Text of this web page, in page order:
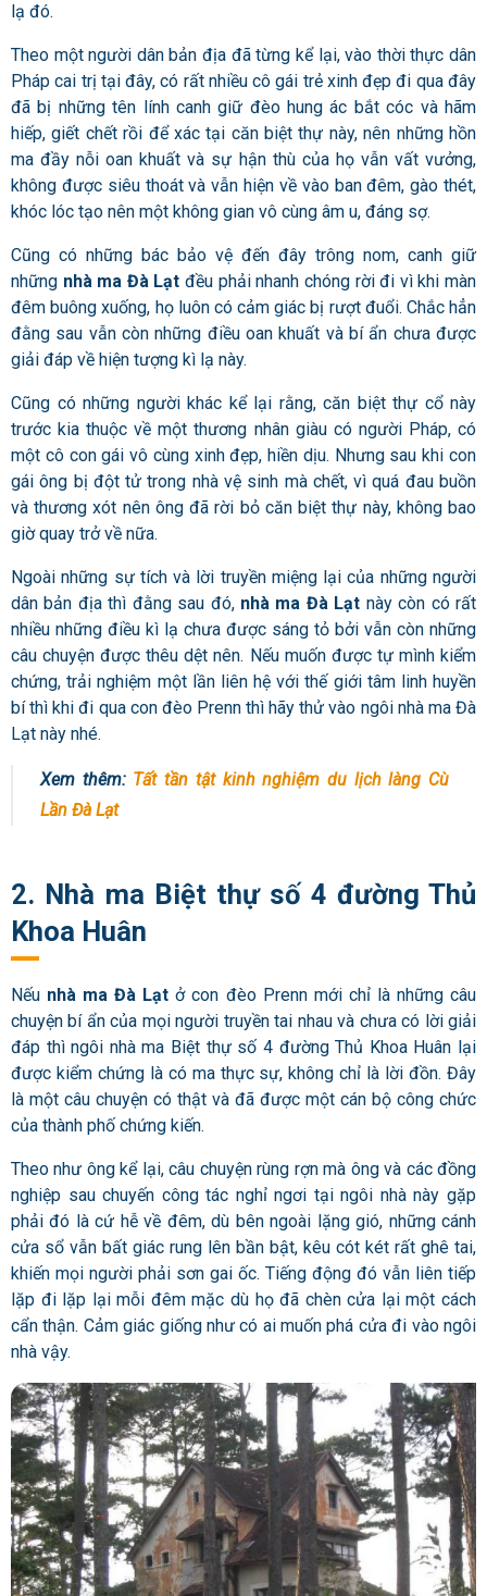
lạ đó.
Theo một người dân bản địa đã từng kể lại, vào thời thực dân
Pháp cai trị tại đây, có rất nhiều cô gái trẻ xinh đẹp đi qua đây
đã bị những tên lính canh giữ đèo hung ác bắt cóc và hãm
hiếp, giết chết rồi để xác tại căn biệt thự này, nên những hồn
ma đầy nỗi oan khuất và sự hận thù của họ vẫn vất vưởng,
không được siêu thoát và vẫn hiện về vào ban đêm, gào thét,
khóc lóc tạo nên một không gian vô cùng âm u, đáng sợ.
Cũng có những bác bảo vệ đến đây trông nom, canh giữ
những nhà ma Đà Lạt đều phải nhanh chóng rời đi vì khi màn
đêm buông xuống, họ luôn có cảm giác bị rượt đuổi. Chắc hẳn
đằng sau vẫn còn những điều oan khuất và bí ẩn chưa được
giải đáp về hiện tượng kì lạ này.
Cũng có những người khác kể lại rằng, căn biệt thự cổ này
trước kia thuộc về một thương nhân giàu có người Pháp, có
một cô con gái vô cùng xinh đẹp, hiền dịu. Nhưng sau khi con
gái ông bị đột tử trong nhà vệ sinh mà chết, vì quá đau buồn
và thương xót nên ông đã rời bỏ căn biệt thự này, không bao
giờ quay trở về nữa.
Ngoài những sự tích và lời truyền miệng lại của những người
dân bản địa thì đằng sau đó, nhà ma Đà Lạt này còn có rất
nhiều những điều kì lạ chưa được sáng tỏ bởi vẫn còn những
câu chuyện được thêu dệt nên. Nếu muốn được tự mình kiểm
chứng, trải nghiệm một lần liên hệ với thế giới tâm linh huyền
bí thì khi đi qua con đèo Prenn thì hãy thử vào ngôi nhà ma Đà
Lạt này nhé.
Xem thêm: Tất tần tật kinh nghiệm du lịch làng Cù
Lần Đà Lạt
2. Nhà ma Biệt thự số 4 đường Thủ
Khoa Huân
Nếu nhà ma Đà Lạtở con đèo Prenn mới chỉ là những câu
chuyện bí ẩn của mọi người truyền tai nhau và chưa có lời giải
đáp thì ngôi nhà ma Biệt thự số 4 đường Thủ Khoa Huân lại
được kiểm chứng là có ma thực sự, không chỉ là lời đồn. Đây
là một câu chuyện có thật và đã được một cán bộ công chức
của thành phố chứng kiến.
Theo như ông kể lại, câu chuyện rùng rợn mà ông và các đồng
nghiệp sau chuyến công tác nghỉ ngơi tại ngôi nhà này gặp
phải đó là cứ hễ về đêm, dù bên ngoài lặng gió, những cánh
cửa sổ vẫn bất giác rung lên bần bật, kêu cót két rất ghê tai,
khiến mọi người phải sơn gai ốc. Tiếng động đó vẫn liên tiếp
lặp đi lặp lại mỗi đêm mặc dù họ đã chèn cửa lại một cách
cẩn thận. Cảm giác giống như có ai muốn phá cửa đi vào ngôi
nhà vậy.